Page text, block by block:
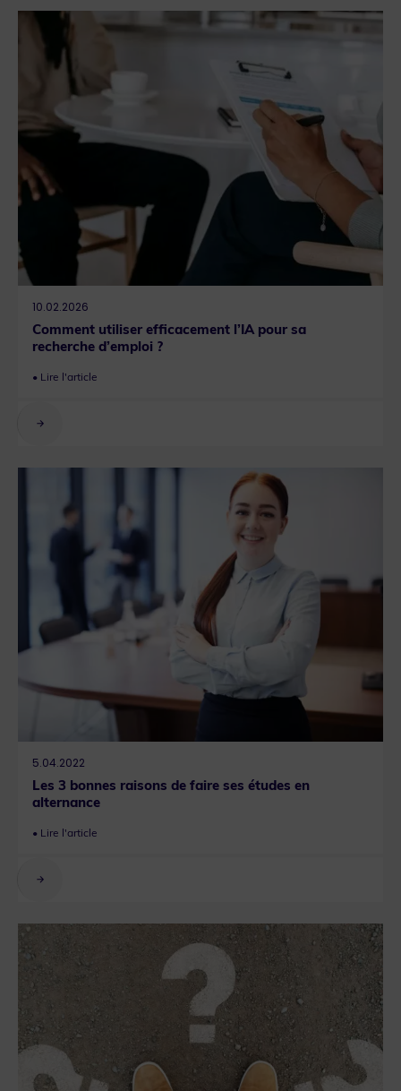
10.02.2026
Comment utiliser efficacement l’IA pour sa
recherche d’emploi ?
5.04.2022
Les 3 bonnes raisons de faire ses études en
alternance